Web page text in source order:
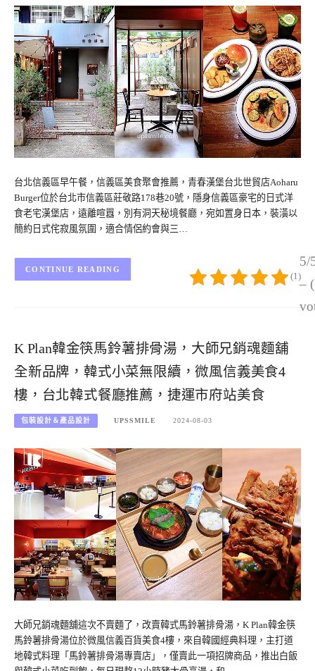
台北信義區早午餐，信義區美食聚會推薦，青春漢堡台北世貿店Aoharu
Burger位於台北市信義區莊敬路178巷20號，隱身信義區豪宅的日式洋
食老宅漢堡店，遠離喧囂，別有洞天秘境餐廳，宛如置身日本，裝潢以
簡約日式侘寂風氛圍，適合情侶約會與三…
5/
–
(1)
CONTINUE READING
K Plan韓金筷馬鈴薯排骨湯，大師兄銷魂麵舖
全新品牌，韓式小菜無限續，微風信義美食4
樓，台北韓式餐廳推薦，捷運市府站美食
包裝設計＆產品設計 UPSSMILE 2024-08-03
大師兄銷魂麵舖這次不賣麵了，改賣韓式馬鈴薯排骨湯，K Plan韓金筷
馬鈴薯排骨湯位於微風信義百貨美食4樓，來自韓國經典料理，主打道
地韓式料理「馬鈴薯排骨湯專賣店」，僅賣此一項招牌商品，推出白飯